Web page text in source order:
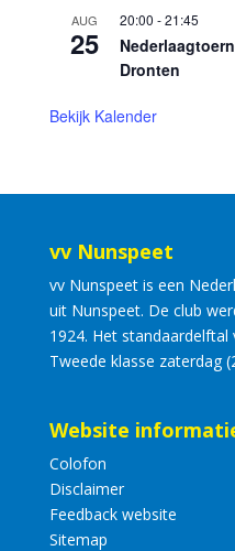
AUG
25
20:00 -21:45
Dronten
Bekijk Kalender
vv Nunspeet
vv Nunspeet is een
uit Nunspeet. De club
1924. Het standaardelftal
Tweede klasse zaterdag
Website
Colofon
Disclaimer
Feedback website
Sitemap